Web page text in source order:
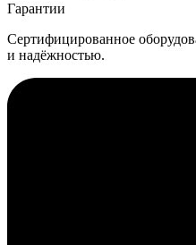
Гарантии
Сертифицированное
и надёжностью.